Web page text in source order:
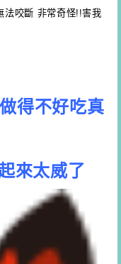
法咬斷 非常奇怪!!害我
得不好吃真
來太威了